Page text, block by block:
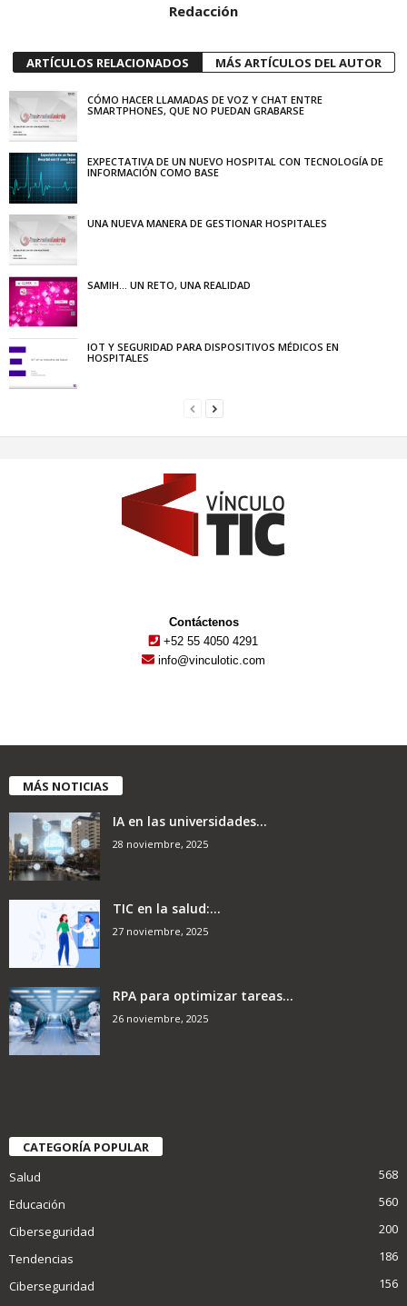
Redacción
ARTÍCULOS RELACIONADOS MÁS ARTÍCULOS DEL AUTOR
CÓMO HACER LLAMADAS DE VOZ Y CHAT ENTRE
SMARTPHONES, QUE NO PUEDAN GRABARSE
EXPECTATIVA DE UN NUEVO HOSPITAL CON TECNOLOGÍA DE
INFORMACIÓN COMO BASE
UNA NUEVA MANERA DE GESTIONAR HOSPITALES
SAMIH… UN RETO, UNA REALIDAD
IOT Y SEGURIDAD PARA DISPOSITIVOS MÉDICOS EN
HOSPITALES
Contáctenos
+52 55 4050 4291
info@vinculotic.com
MÁS NOTICIAS
IA en las universidades...
28 noviembre, 2025
TIC en la salud:...
27 noviembre, 2025
RPA para optimizar tareas...
26 noviembre, 2025
CATEGORÍA POPULAR
Salud
568
Educación
560
Ciberseguridad
200
Tendencias
186
Ciberseguridad
156